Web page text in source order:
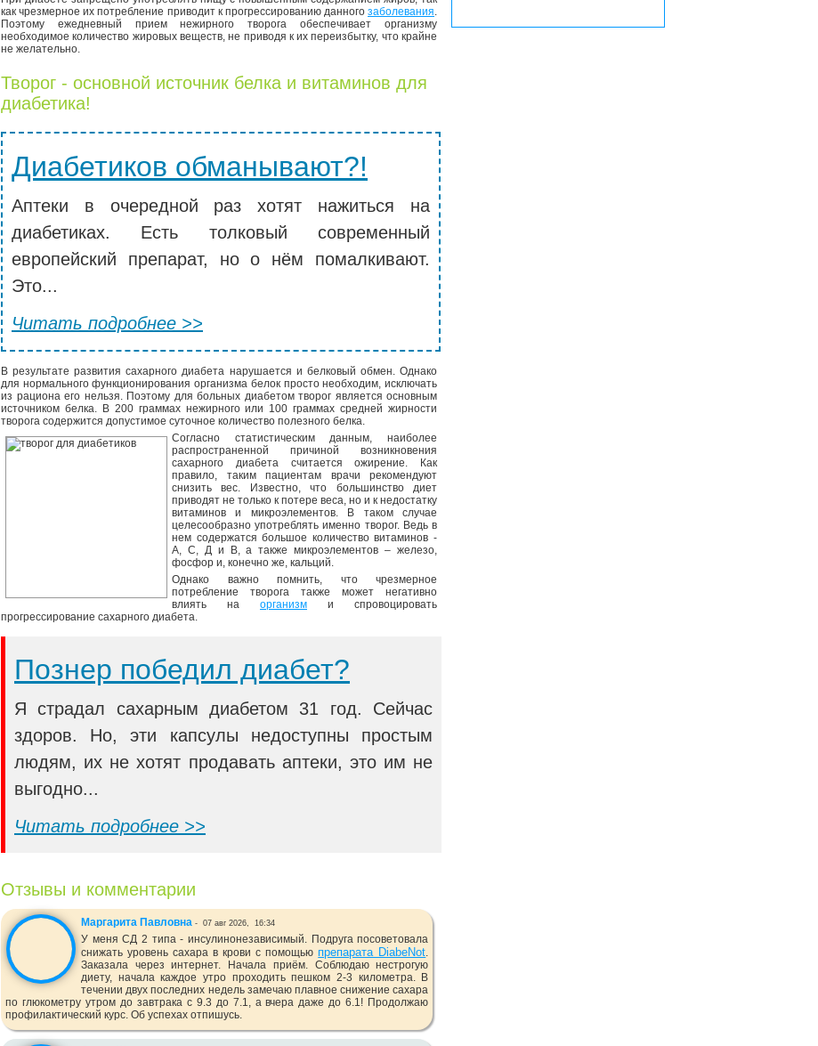
как чрезмерное их потребление приводит к прогрессированию данного заболевания.
Поэтому ежедневный прием нежирного творога обеспечивает организму
необходимое количество жировых веществ, не приводя к их переизбытку, что крайне
не желательно.
Творог - основной источник белка и витаминов для
диабетика!
Диабетиков обманывают?!
Аптеки в очередной раз хотят нажиться на
диабетиках. Есть толковый современный
европейский препарат, но о нём помалкивают.
Это...
Читать подробнее >>
В результате развития сахарного диабета нарушается и белковый обмен. Однако
для нормального функционирования организма белок просто необходим, исключать
из рациона его нельзя. Поэтому для больных диабетом творог является основным
источником белка. В 200 граммах нежирного или 100 граммах средней жирности
творога содержится допустимое суточное количество полезного белка.
Согласно статистическим данным, наиболее
распространенной причиной возникновения
сахарного диабета считается ожирение. Как
правило, таким пациентам врачи рекомендуют
снизить вес. Известно, что большинство диет
приводят не только к потере веса, но и к недостатку
витаминов и микроэлементов. В таком случае
целесообразно употреблять именно творог. Ведь в
нем содержатся большое количество витаминов -
А, С, Д и В, а также микроэлементов – железо,
фосфор и, конечно же, кальций.
Однако важно помнить, что чрезмерное
потребление творога также может негативно
влиять на организм и спровоцировать
прогрессирование сахарного диабета.
Познер победил диабет?
Я страдал сахарным диабетом 31 год. Сейчас
здоров. Но, эти капсулы недоступны простым
людям, их не хотят продавать аптеки, это им не
выгодно...
Читать подробнее >>
Отзывы и комментарии
Маргарита Павловна - 07 авг 2026, 16:34
У меня СД 2 типа - инсулинонезависимый. Подруга посоветовала
снижать уровень сахара в крови с помощьюпрепарата DiabeNot.
Заказала через интернет. Начала приём. Соблюдаю нестрогую
диету, начала каждое утро проходить пешком 2-3 километра. В
течении двух последних недель замечаю плавное снижение сахара
по глюкометру утром до завтрака с 9.3 до 7.1, а вчера даже до 6.1! Продолжаю
профилактический курс. Об успехах отпишусь.